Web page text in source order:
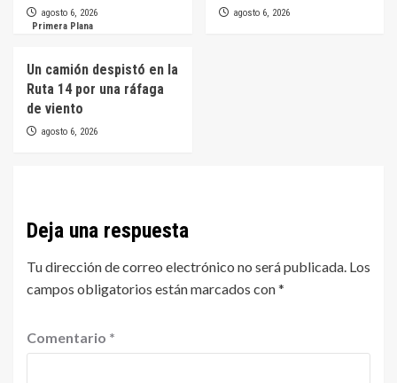
agosto 6, 2026
agosto 6, 2026
Primera Plana
Un camión despistó en la
Ruta 14 por una ráfaga
de viento
agosto 6, 2026
Deja una respuesta
Tu dirección de correo electrónico no será publicada. Los
campos obligatorios están marcados con*
Comentario *